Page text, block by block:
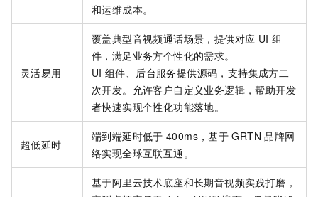
和运维成本。
灵活易用
覆盖典型音视频通话场景，提供对应 UI 组
件，满足业务方个性化的需求。
UI 组件、后台服务提供源码，支持集成方二
次开发。允许客户自定义业务逻辑，帮助开发
者快速实现个性化功能落地。
超低延时
端到端延时低于 400ms，基于 GRTN 品牌网
络实现全球互联互通。
基于阿里云技术底座和长期音视频实践打磨，